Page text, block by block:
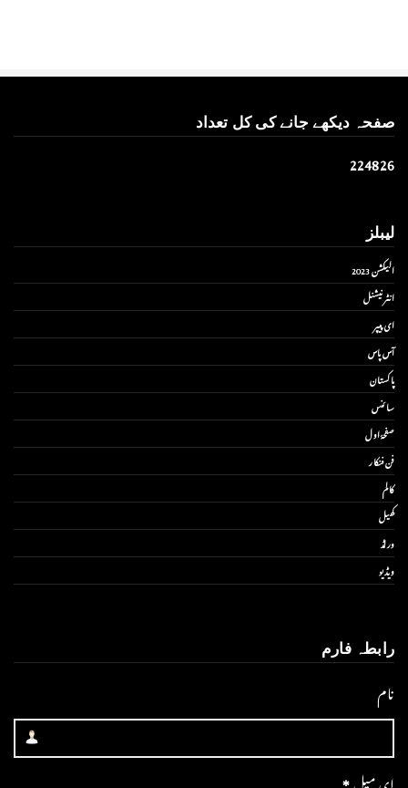
صفحہ دیکھے جانے کی کل تعداد
224826
لیبلز
الیکشن 2023
انٹر نیشنل
ای پیپر
آس پاس
پاکستان
سائنس
صفحۂ اول
فن فنکار
کالم
کھیل
ورلڈ
ویڈیو
رابطہ فارم
نام